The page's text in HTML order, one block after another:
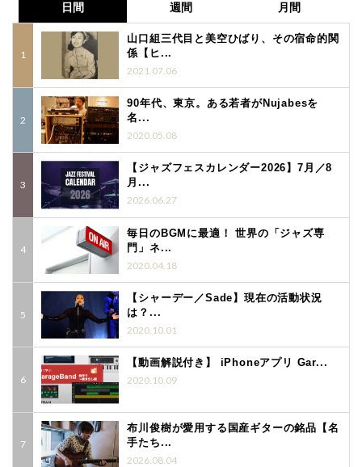
日間 週間 月間
山口組三代目と美空ひばり、その宿命的関
係【ヒ...
2021.07.06
90年代、東京。ある若者がNujabesを
名...
2020.05.08
【ジャズフェスカレンダー2026】7月／8
月...
2026.06.27
毎日のBGMに最適！ 世界の「ジャズ専
門」ネ...
2020.04.18
【シャーデー／Sade】現在の活動状況
は？...
2020.10.01
【動画解説付き】 iPhoneアプリ Gar...
2020.10.09
布川俊樹が愛用する国産ギターの銘品【名
手たち...
2026.08.04